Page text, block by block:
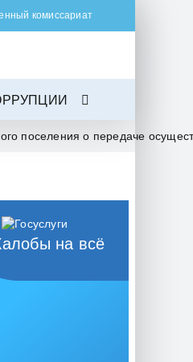
комиссариат
поселения о передаче
на всё